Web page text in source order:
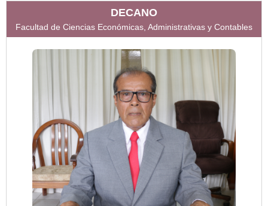
DECANO
Facultad de Ciencias Económicas, Administrativas y Contables